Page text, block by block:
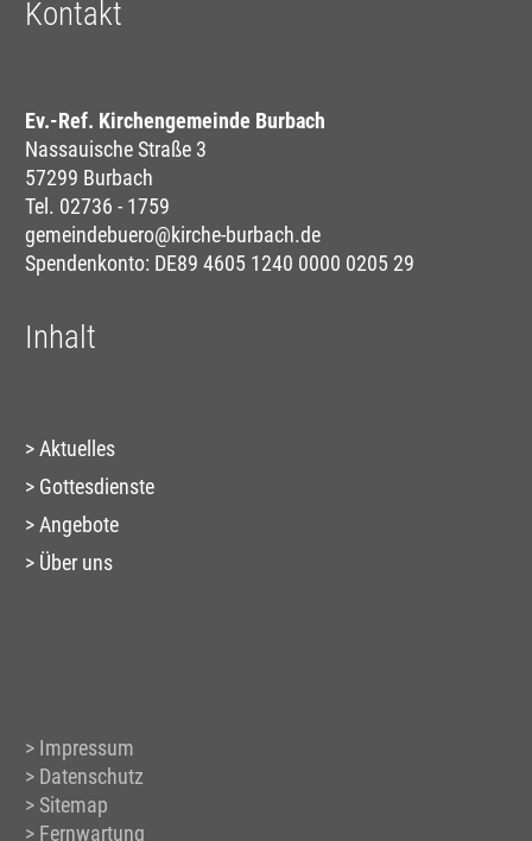
Kontakt
Ev.-Ref. Kirchengemeinde Burbach
Nassauische Straße 3
57299 Burbach
Tel. 02736 - 1759
gemeindebuero@kirche-burbach.de
Spendenkonto: DE89 4605 1240 0000 0205 29
Inhalt
Aktuelles
Gottesdienste
Angebote
Über uns
Impressum
Datenschutz
Sitemap
Fernwartung